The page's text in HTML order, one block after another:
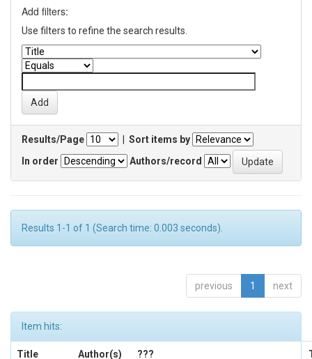
Add filters:
Use filters to refine the search results.
Results/Page
Sort items by
In order
Authors/record
Results 1-1 of 1 (Search time: 0.003 seconds).
previous 1 next
Item hits:
Title Author(s)
???